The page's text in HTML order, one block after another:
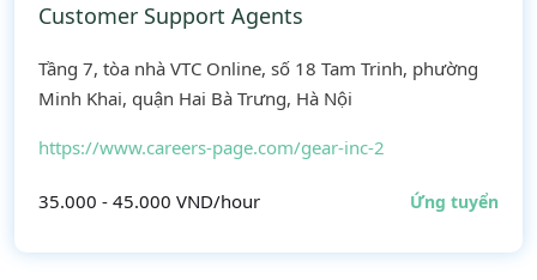
Customer Support Agents
Tầng 7, tòa nhà VTC Online, số 18 Tam Trinh, phường
Minh Khai, quận Hai Bà Trưng, Hà Nội
https://www.careers-page.com/gear-inc-2
35.000 - 45.000 VND/hour Ứng tuyển